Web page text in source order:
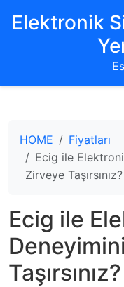
Elektronik
HOME
Fiyatları
Ecig ile
Zirveye Taşırsınız?
Ecig ile
Taşırsınız?